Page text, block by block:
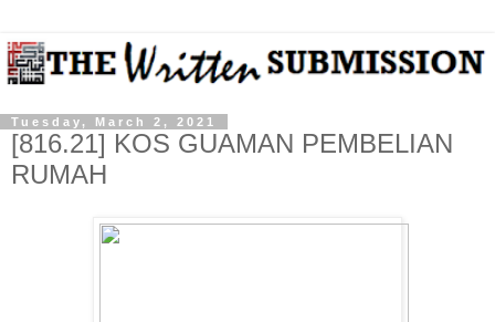
Tuesday, March 2, 2021
[816.21] KOS GUAMAN PEMBELIAN
RUMAH